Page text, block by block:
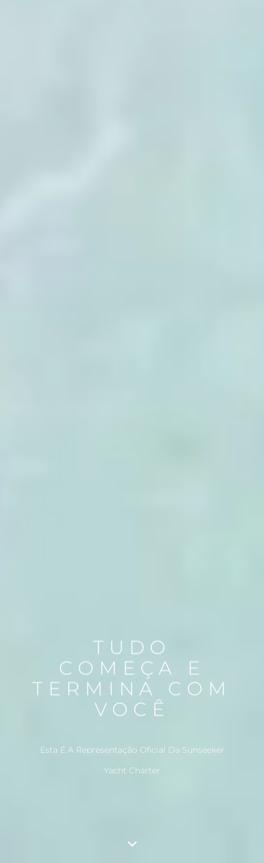
TUDO
COMEÇA E
TERMINA COM
VOCÊ
Esta É A Representação Oficial Da Sunseeker
Yacht Charter